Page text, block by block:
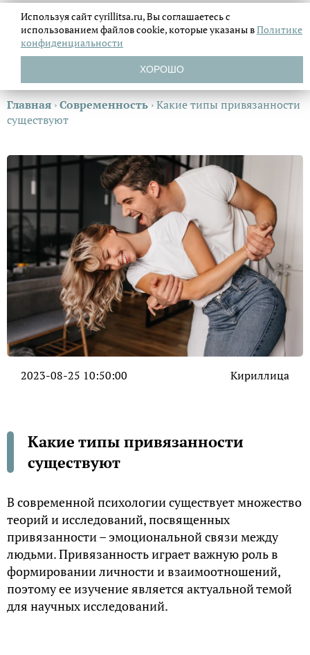
Главная ›Современность ›Какие типы привязанности
существуют
2023-08-25 10:50:00 Кириллица
Какие типы привязанности
существуют
В современной психологии существует множество
теорий и исследований, посвященных
привязанности – эмоциональной связи между
людьми. Привязанность играет важную роль в
формировании личности и взаимоотношений,
поэтому ее изучение является актуальной темой
для научных исследований.
Используя сайт cyrillitsa.ru, Вы соглашаетесь с
использованием файловcookie, которые указаны вПолитике
конфиденциальности
ХОРОШО